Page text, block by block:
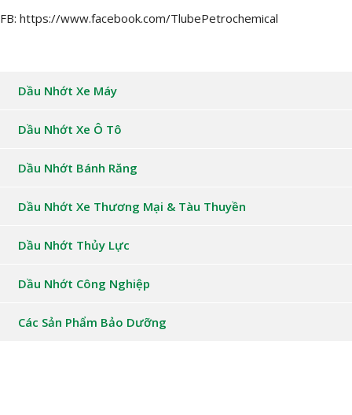
FB: https://www.facebook.com/TlubePetrochemical
Dầu Nhớt Xe Máy
Dầu Nhớt Xe Ô Tô
Dầu Nhớt Bánh Răng
Dầu Nhớt Xe Thương Mại & Tàu Thuyền
Dầu Nhớt Thủy Lực
Dầu Nhớt Công Nghiệp
Các Sản Phẩm Bảo Dưỡng